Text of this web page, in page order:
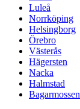
Luleå
Norrköping
Helsingborg
Örebro
Västerås
Hägersten
Nacka
Halmstad
Bagarmossen